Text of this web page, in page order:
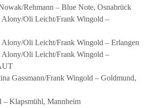
Rehmann – Blue Note, Osnabrück
Alony/Oli Leicht/Frank Wingold –
Alony/Oli Leicht/Frank Wingold – Erlangen
Alony/Oli Leicht/Frank Wingold –
Gassmann/Frank Wingold – Goldmund,
– Klapsmühl, Mannheim